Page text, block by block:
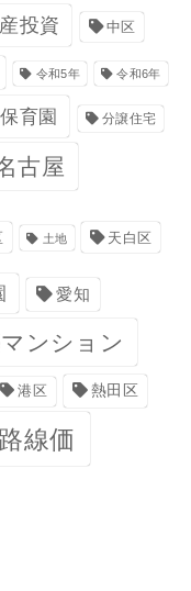
投資 中区
令和5年 令和6年
保育園 分譲住宅
古屋
土地 天白区
愛知
ンション
港区 熱田区
路線価